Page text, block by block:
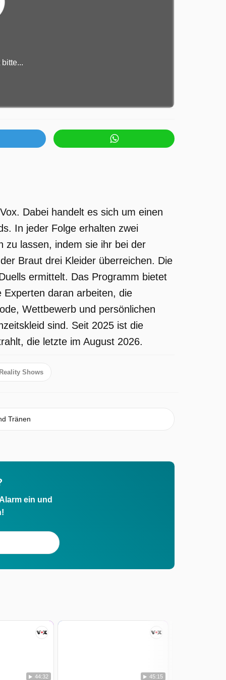
Dabei handelt es sich um einen
In jeder Folge erhalten zwei
zu lassen, indem sie ihr bei der
Braut drei Kleider überreichen. Die
ermittelt. Das Programm bietet
Experten daran arbeiten, die
Wettbewerb und persönlichen
sind. Seit 2025 ist die
die letzte im August 2026.
Shows
Tränen
ein und
44:32 45:15